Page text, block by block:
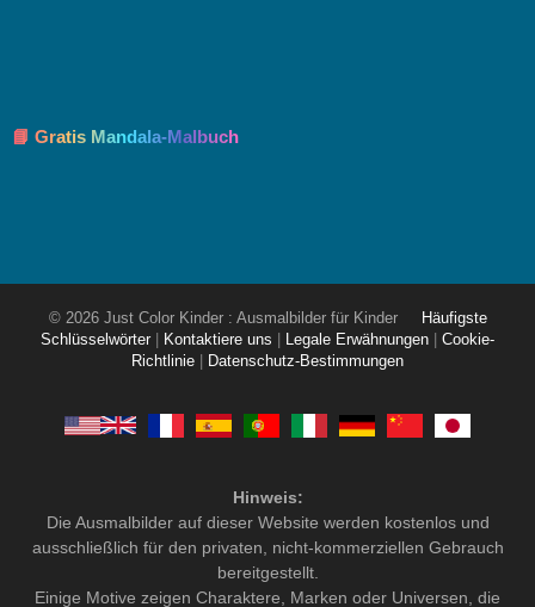
📘 Gratis Mandala-Malbuch
© 2026 Just Color Kinder : Ausmalbilder für Kinder
Häufigste
Schlüsselwörter
Kontaktiere uns Legale Erwähnungen
Cookie-
Richtlinie
Datenschutz-Bestimmungen
Hinweis:
Die Ausmalbilder auf dieser Website werden kostenlos und
ausschließlich für den privaten, nicht-kommerziellen Gebrauch
bereitgestellt.
Einige Motive zeigen Charaktere, Marken oder Universen, die